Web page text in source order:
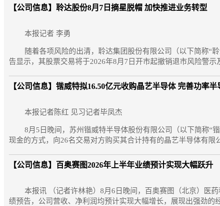
【公司信息】 聆达股份8月7日摘星脱帽 加快推进业务转型
本报记者 李勇
随着各项风险的出清，聆达集团股份有限公司（以下简称“聆
告显示，其股票交易将于2026年8月7日开市起撤销退市风险警
【公司信息】 锴威特拟16.50亿元收购晶艺半导体 完善功率半
本报记者陈红 见习记者毕凤杰
8月5日晚间，苏州锴威特半导体股份有限公司（以下简称“
现金的方式，向26名交易对方购买其合计持有的晶艺半导体有限
【公司信息】 百奥赛图2026年上半年业绩预计实现大幅跃升
本报讯 （记者许林艳）8月6日晚间，百奥赛图（北京）医药
绩预告，公司营收、净利润均预计实现大幅增长，展现出强劲的